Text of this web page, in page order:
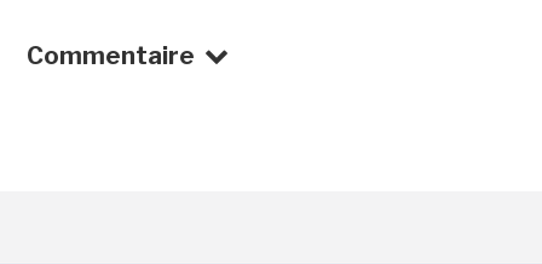
Commentaire